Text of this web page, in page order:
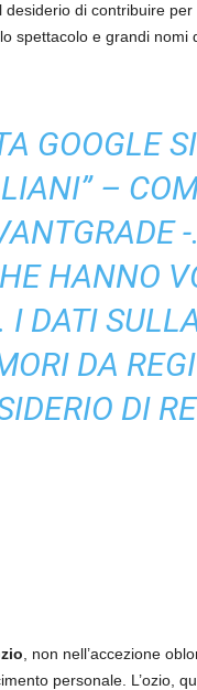
di contribuire
spettacolo e grandi nomi
GOOGLE
–
-
HANNO
I DATI
DA
DI
, non nell’accezione
personale. L’ozio,